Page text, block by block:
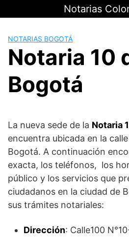
al
Notarias
NOTARIAS BOGOTÁ
Notaria 10
Bogotá
La nueva sede de la Notaria
encuentra ubicada en la
Bogotá. A continuación
exacta, los teléfonos, los
público y los servicios que
ciudadanos en la ciudad de
sus trámites notariales:
Dirección: Calle100